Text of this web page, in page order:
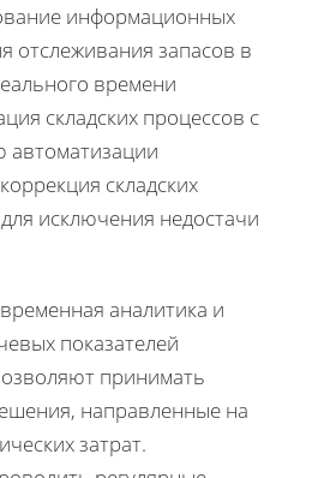
информационных
отслеживания запасов в
времени
складских процессов с
складских
исключения недостачи
аналитика и
показателей
принимать
направленные на
затрат.